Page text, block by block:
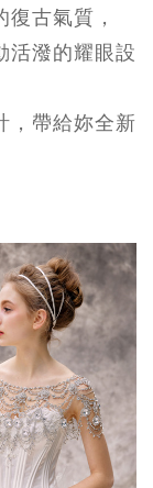
古氣質，
活潑的耀眼設
，帶給妳全新